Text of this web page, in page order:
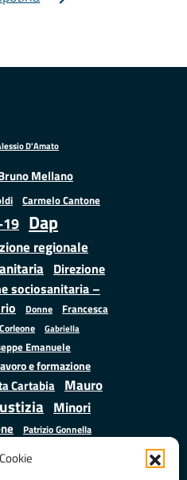
D'Amato
Mellano
Carmelo Cantone
Dap
regionale
Direzione
sociosanitaria –
Donne
Francesca
Gabriella
Emanuele
e formazione
Cartabia Mauro
Minori
Patrizio Gonnella